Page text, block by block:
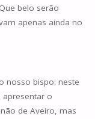
belo serão
apenas ainda no
nosso bispo: neste
apresentar o
de Aveiro, mas